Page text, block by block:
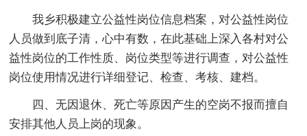
我乡积极建立公益性岗位信息档案，对公益性岗位
人员做到底子清，心中有数，在此基础上深入各村对公
益性岗位的工作性质、岗位类型等进行调查，对公益性
岗位使用情况进行详细登记、检查、考核、建档。
四、无因退休、死亡等原因产生的空岗不报而擅自
安排其他人员上岗的现象。